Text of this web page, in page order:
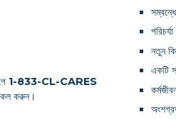
1-833-CL-CARES
কল করুন।
সম্বন্ধে
নতুন
একটি